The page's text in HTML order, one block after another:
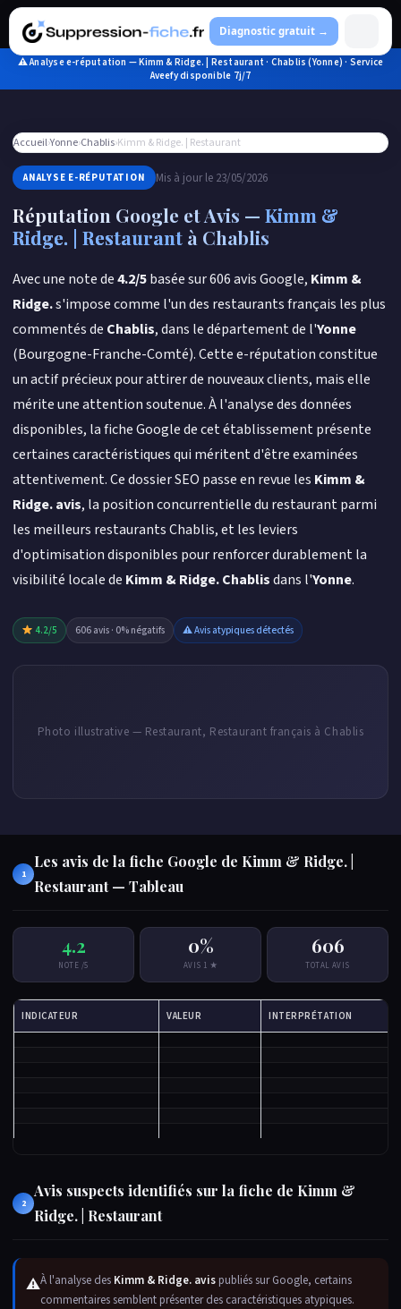
Diagnostic gratuit →
Aller
contenu
⚠ Analyse e-réputation — Kimm & Ridge. | Restaurant · Chablis (Yonne) · Service
Aveefy disponible 7j/7
Accueil›Yonne›Chablis›Kimm & Ridge. | Restaurant
ANALYSE E-RÉPUTATION Mis à jour le 23/05/2026
Réputation Google et Avis — Kimm &
Ridge. | Restaurant à Chablis
Avec une note de4.2/5basée sur 606 avis Google, Kimm &
Ridge.s'impose comme l'un des restaurants français les plus
commentés de Chablis, dans le département de l'Yonne
(Bourgogne-Franche-Comté). Cette e-réputation constitue
un actif précieux pour attirer de nouveaux clients, mais elle
mérite une attention soutenue. À l'analyse des données
disponibles, la fiche Google de cet établissement présente
certaines caractéristiques qui méritent d'être examinées
attentivement. Ce dossier SEO passe en revue les Kimm &
Ridge. avis, la position concurrentielle du restaurant parmi
les meilleurs restaurants Chablis, et les leviers
d'optimisation disponibles pour renforcer durablement la
visibilité locale de Kimm & Ridge. Chablisdans l'Yonne.
4.2/5 606 avis · 0% négatifs ⚠ Avis atypiques détectés
Photo illustrative — Restaurant, Restaurant français à Chablis
1
Les avis de la fiche Google de Kimm & Ridge. |
Restaurant — Tableau
4.2
NOTE /5
0%
AVIS 1 ★
606
TOTAL AVIS
INDICATEUR VALEUR INTERPRÉTATION
2
Avis suspects identifiés sur la fiche de Kimm &
Ridge. | Restaurant
⚠À l'analyse des Kimm & Ridge. avis publiés sur Google, certains
commentaires semblent présenter des caractéristiques atypiques.